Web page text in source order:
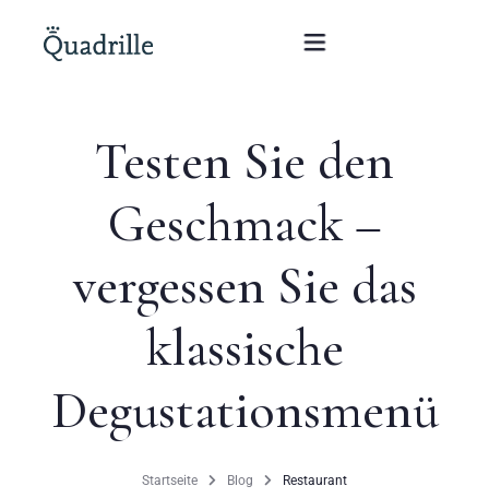
Startseite
Weißes Kaninchen Restaurant
Konferenzen
Testen Sie den
Geschmack –
vergessen Sie das
klassische
Degustationsmenü
Startseite Blog Restaurant